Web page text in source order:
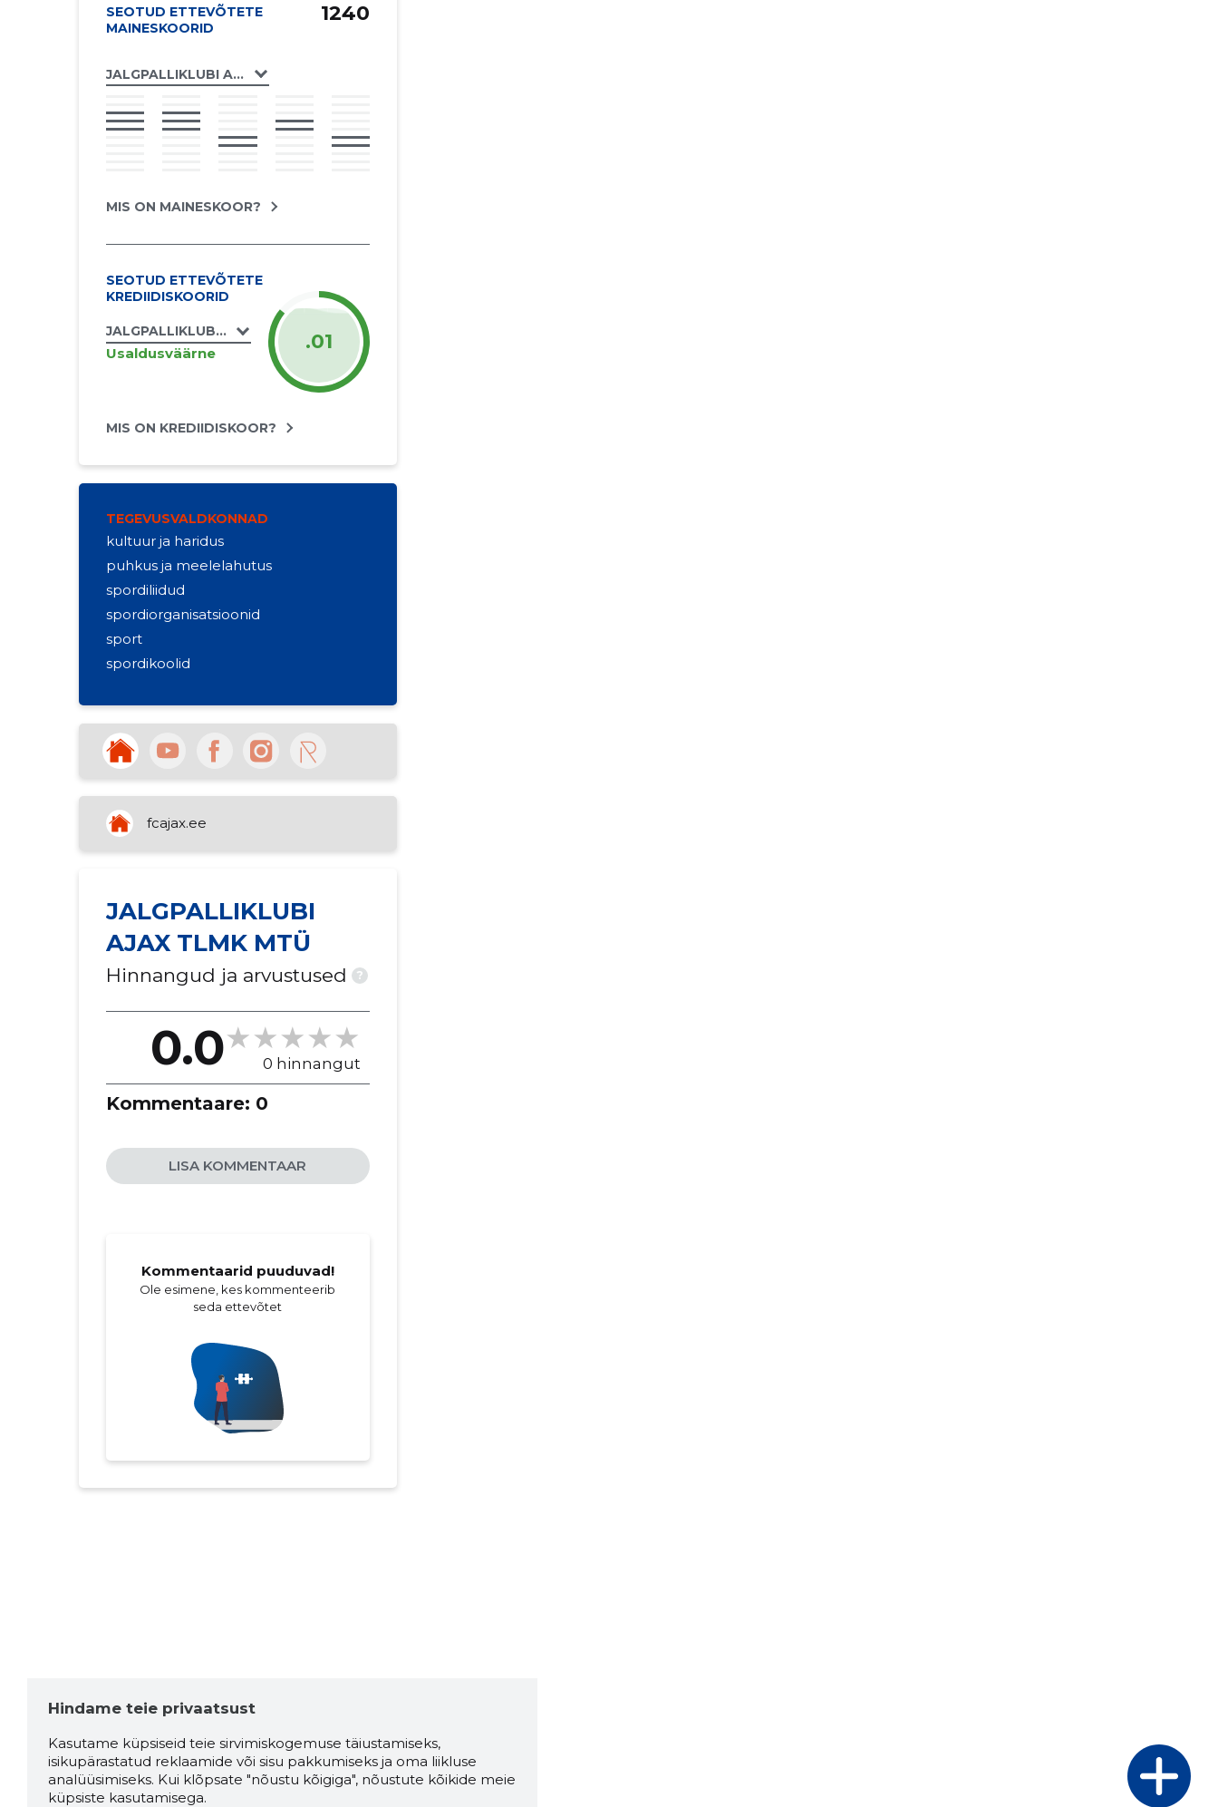
SEOTUD ETTEVÕTETE
MAINESKOORID
JALGPALLIKLUBI AJAX TLMK MTÜ
1240
MIS ON MAINESKOOR?
SEOTUD ETTEVÕTETE
KREDIIDISKOORID
JALGPALLIKLUBI AJAX TLMK MTÜ
Usaldusväärne .01
MIS ON KREDIIDISKOOR?
TEGEVUSVALDKONNAD
kultuur ja haridus
puhkus ja meelelahutus
spordiliidud
spordiorganisatsioonid
sport
spordikoolid
fcajax.ee
JALGPALLIKLUBI
AJAX TLMK MTÜ
Hinnangud ja arvustused ?
0.0 0 hinnangut
Kommentaare: 0
LISA KOMMENTAAR
Kommentaarid puuduvad!
Ole esimene, kes kommenteerib
seda ettevõtet
Hindame teie privaatsust
Kasutame küpsiseid teie sirvimiskogemuse täiustamiseks,
isikupärastatud reklaamide või sisu pakkumiseks ja oma liikluse
analüüsimiseks. Kui klõpsate "nõustu kõigiga", nõustute kõikide meie
küpsiste kasutamisega.